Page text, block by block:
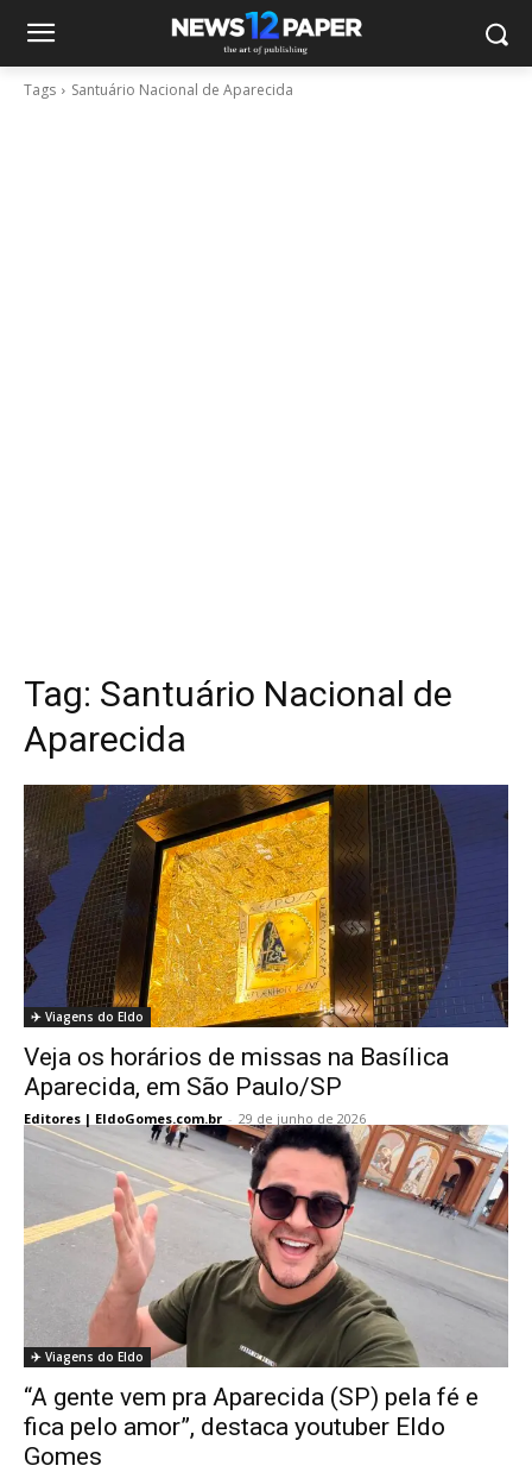
Tags Santuário Nacional de Aparecida
Tag: Santuário Nacional de
Aparecida
✈️ Viagens do Eldo
Veja os horários de missas na Basílica
Aparecida, em São Paulo/SP
Editores | EldoGomes.com.br - 29 de junho de 2026
✈️ Viagens do Eldo
“A gente vem pra Aparecida (SP) pela fé e
fica pelo amor”, destaca youtuber Eldo
Gomes